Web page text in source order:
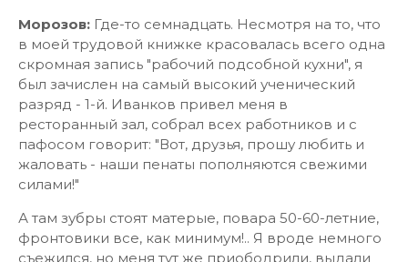
Морозов: Где-то семнадцать. Несмотря на то, что
в моей трудовой книжке красовалась всего одна
скромная запись "рабочий подсобной кухни", я
был зачислен на самый высокий ученический
разряд - 1-й. Иванков привел меня в
ресторанный зал, собрал всех работников и с
пафосом говорит: "Вот, друзья, прошу любить и
жаловать - наши пенаты пополняются свежими
силами!"
А там зубры стоят матерые, повара 50-60-летние,
фронтовики все, как минимум!.. Я вроде немного
съежился, но меня тут же приободрили, выдали